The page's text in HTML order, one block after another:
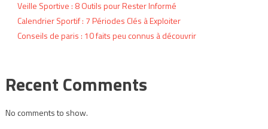
Veille Sportive : 8 Outils pour Rester Informé
Calendrier Sportif : 7 Périodes Clés à Exploiter
Conseils de paris : 10 faits peu connus à découvrir
Recent Comments
No comments to show.